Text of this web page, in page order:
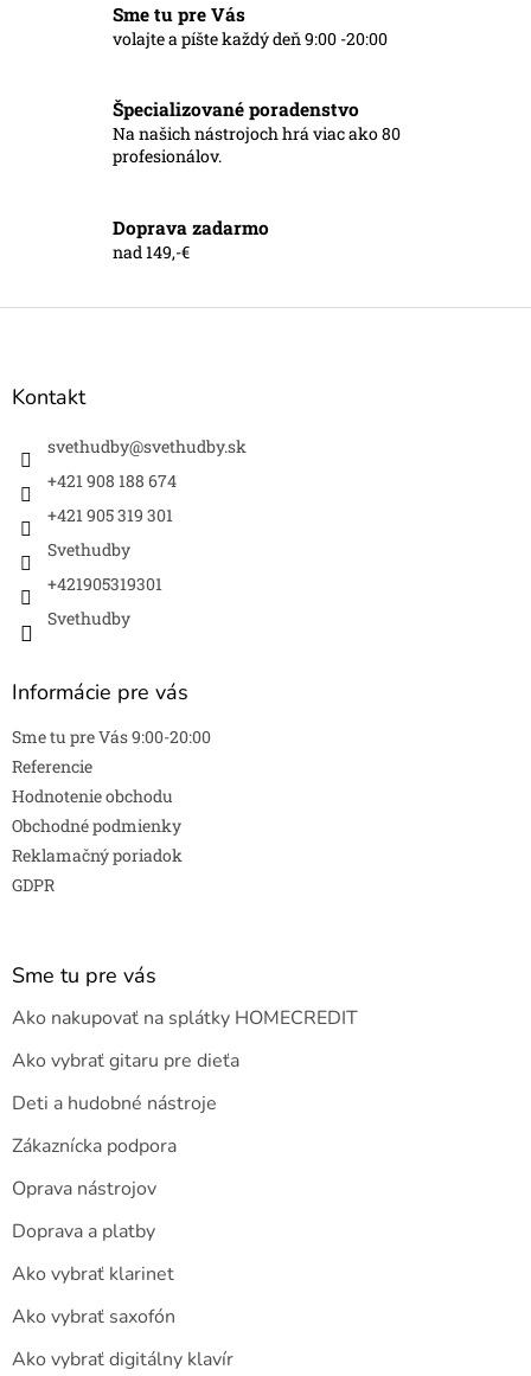
p
k
y
i
s
Sme tu pre Vás
volajte a píšte každý deň 9:00 -20:00
Špecializované poradenstvo
Na našich nástrojoch hrá viac ako 80
profesionálov.
Doprava zadarmo
nad 149,-€
Z
Kontakt
svethudby@svethudby.sk
+421 908 188 674
+421 905 319 301
Svethudby
+421905319301
Svethudby
Informácie pre vás
Sme tu pre Vás 9:00-20:00
Referencie
Hodnotenie obchodu
Obchodné podmienky
Reklamačný poriadok
GDPR
Sme tu pre vás
Ako nakupovať na splátky HOMECREDIT
Ako vybrať gitaru pre dieťa
Deti a hudobné nástroje
Zákaznícka podpora
Oprava nástrojov
Doprava a platby
Ako vybrať klarinet
Ako vybrať saxofón
Ako vybrať digitálny klavír